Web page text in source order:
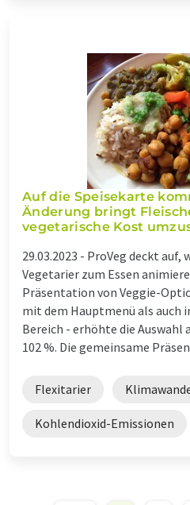
Auf die Speisekarte
Änderung bringt
vegetarische Kost
29.03.2023 - ProVeg deckt auf,
Vegetarier zum Essen
Präsentation von Veggie-
mit dem Hauptmenü als auch
Bereich - erhöhte die Auswahl
102 %. Die gemeinsame
Flexitarier
Kohlendioxid-Emissionen